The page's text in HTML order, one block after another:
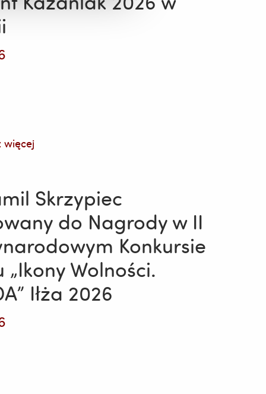
więcej
Skrzypiec
do Nagrody w II
Konkursie
„Ikony Wolności.
Iłża 2026